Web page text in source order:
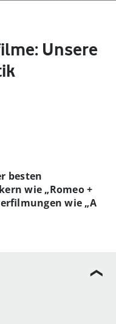
Unsere
besten
wie „Romeo +
wie „A